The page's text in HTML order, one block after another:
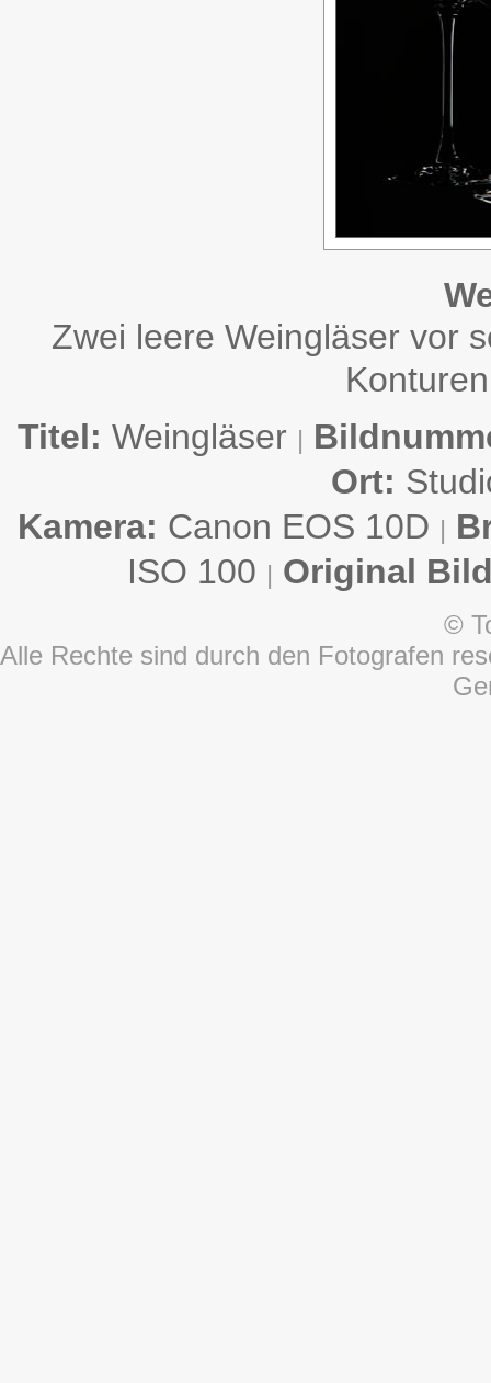
Zwei leere Weingläser vor
Titel: Weingläser |
Ort:
Kamera: Canon EOS 10D |
ISO 100 | Original
©
Alle Rechte sind durch den Fotografen